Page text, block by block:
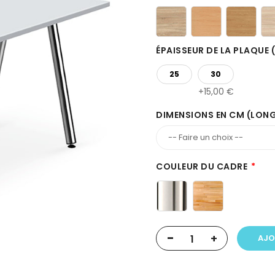
ÉPAISSEUR DE LA
25 30
15,00 €
DIMENSIONS EN CM
COULEUR DU CADRE
- +